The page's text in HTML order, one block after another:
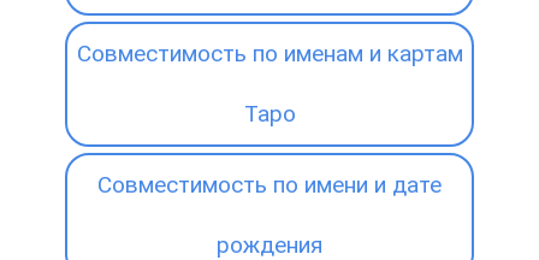
Совместимость по именам и картам
Таро
Совместимость по имени и дате
рождения